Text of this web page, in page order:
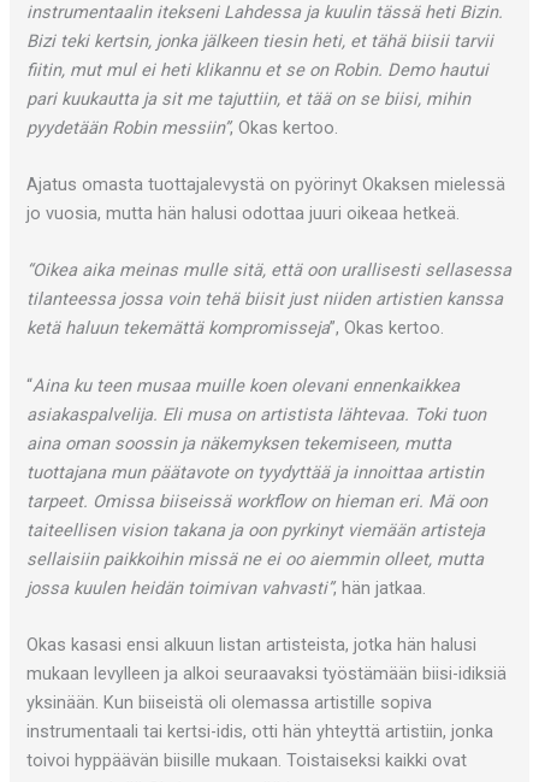
instrumentaalin itekseni Lahdessa ja kuulin tässä heti Bizin.
Bizi teki kertsin, jonka jälkeen tiesin heti, et tähä biisii tarvii
fiitin, mut mul ei heti klikannu et se on Robin. Demo hautui
pari kuukautta ja sit me tajuttiin, et tää on se biisi, mihin
pyydetään Robin messiin”, Okas kertoo.
Ajatus omasta tuottajalevystä on pyörinyt Okaksen mielessä
jo vuosia, mutta hän halusi odottaa juuri oikeaa hetkeä.
“Oikea aika meinas mulle sitä, että oon urallisesti sellasessa
tilanteessa jossa voin tehä biisit just niiden artistien kanssa
ketä haluun tekemättä kompromisseja”, Okas kertoo.
“Aina ku teen musaa muille koen olevani ennenkaikkea
asiakaspalvelija. Eli musa on artistista lähtevaa. Toki tuon
aina oman soossin ja näkemyksen tekemiseen, mutta
tuottajana mun päätavote on tyydyttää ja innoittaa artistin
tarpeet. Omissa biiseissä workflow on hieman eri. Mä oon
taiteellisen vision takana ja oon pyrkinyt viemään artisteja
sellaisiin paikkoihin missä ne ei oo aiemmin olleet, mutta
jossa kuulen heidän toimivan vahvasti”, hän jatkaa.
Okas kasasi ensi alkuun listan artisteista, jotka hän halusi
mukaan levylleen ja alkoi seuraavaksi työstämään biisi-idiksiä
yksinään. Kun biiseistä oli olemassa artistille sopiva
instrumentaali tai kertsi-idis, otti hän yhteyttä artistiin, jonka
toivoi hyppäävän biisille mukaan. Toistaiseksi kaikki ovat